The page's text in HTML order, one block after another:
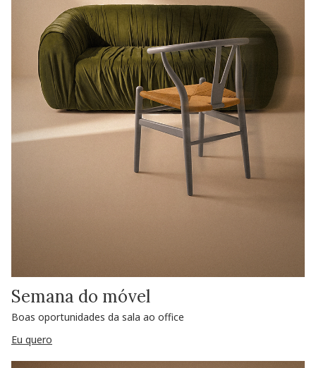
Semana do móvel
Boas oportunidades da sala ao office
Eu quero